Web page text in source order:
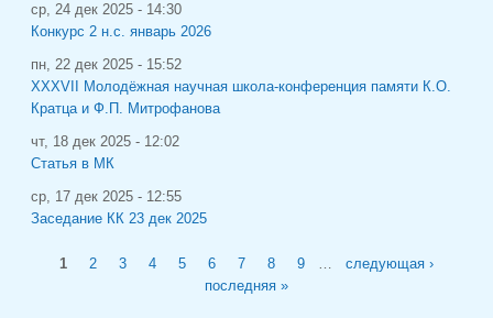
ср, 24 дек 2025 - 14:30
Конкурс 2 н.с. январь 2026
пн, 22 дек 2025 - 15:52
XXXVII Молодёжная научная школа-конференция памяти К.О.
Кратца и Ф.П. Митрофанова
чт, 18 дек 2025 - 12:02
Статья в МК
ср, 17 дек 2025 - 12:55
Заседание КК 23 дек 2025
Страницы
1 2 3 4 5 6 7 8 9 …
следующая ›
последняя »